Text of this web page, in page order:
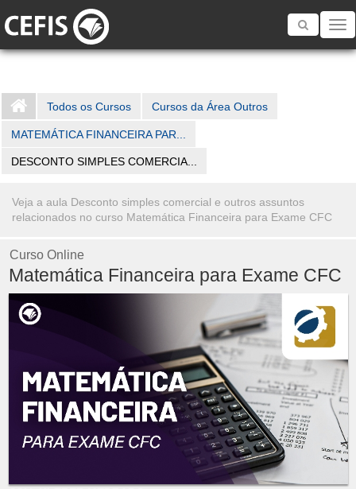
Toggle
Todos os Cursos Cursos da Área Outros
MATEMÁTICA FINANCEIRA PAR...
DESCONTO SIMPLES COMERCIA...
Veja a aula Desconto simples comercial e outros assuntos
relacionados no curso Matemática Financeira para Exame CFC
Curso Online
Matemática Financeira para Exame CFC